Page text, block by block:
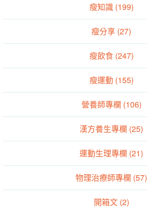
瘦知識 (199)
瘦分享 (27)
瘦飲食 (247)
瘦運動 (155)
營養師專欄 (106)
漢方養生專欄 (25)
運動生理專欄 (21)
物理治療師專欄 (57)
開箱文 (2)